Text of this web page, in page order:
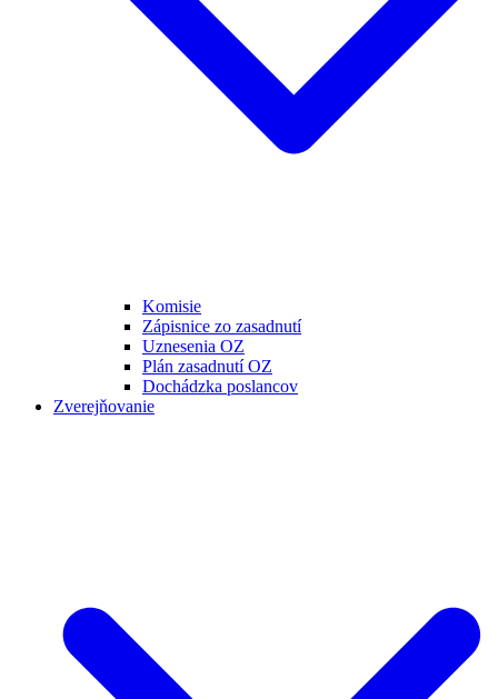
Komisie
Zápisnice zo zasadnutí
Uznesenia OZ
Plán zasadnutí OZ
Dochádzka poslancov
Zverejňovanie